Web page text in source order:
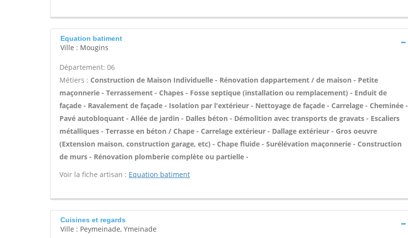
Equation batiment
Ville : Mougins
Département: 06
Métiers : Construction de Maison Individuelle - Rénovation dappartement / de maison - Petite
maçonnerie - Terrassement - Chapes - Fosse septique (installation ou remplacement) - Enduit de
façade - Ravalement de façade - Isolation par l'extérieur - Nettoyage de façade - Carrelage - Cheminée -
Pavé autobloquant - Allée de jardin - Dalles béton - Démolition avec transports de gravats - Escaliers
métalliques - Terrasse en béton / Chape - Carrelage extérieur - Dallage extérieur - Gros oeuvre
(Extension maison, construction garage, etc) - Chape fluide - Surélévation maçonnerie - Construction
de murs - Rénovation plomberie complète ou partielle -
Voir la fiche artisan : Equation batiment
Cuisines et regards
Ville : Peymeinade, Ymeinade